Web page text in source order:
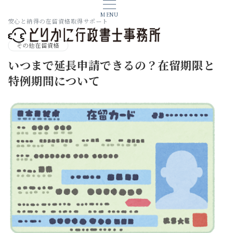
MENU
安心と納得の在留資格取得サポート
その他在留資格
いつまで延長申請できるの？在留期限と
特例期間について